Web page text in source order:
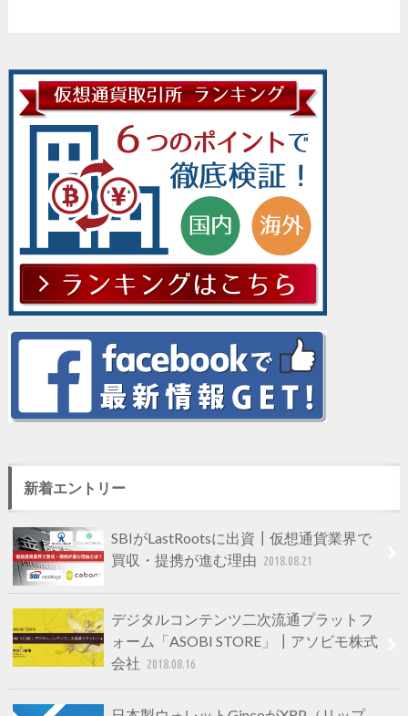
新着エントリー
SBIがLastRootsに出資┃仮想通貨業界で
買収・提携が進む理由 2018.08.21
デジタルコンテンツ二次流通プラットフ
ォーム「ASOBI STORE」┃アソビモ株式
会社 2018.08.16